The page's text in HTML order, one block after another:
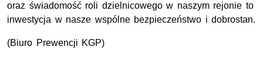
oraz świadomość roli dzielnicowego w naszym rejonie to
inwestycja w nasze wspólne bezpieczeństwo i dobrostan.
(Biuro Prewencji KGP)